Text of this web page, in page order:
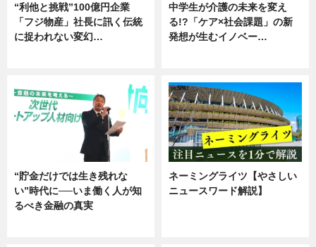
“利他と挑戦”100億円企業
「フジ物産」社長に訊く伝統
に捉われない変幻…
中学生が介護の未来を変え
る!?「ケア×社会課題」の新
発想が生むイノベー…
“貯金だけでは生き残れな
い”時代に──いま働く人が知
るべき金融の真実
ネーミングライツ【やさしい
ニュースワード解説】